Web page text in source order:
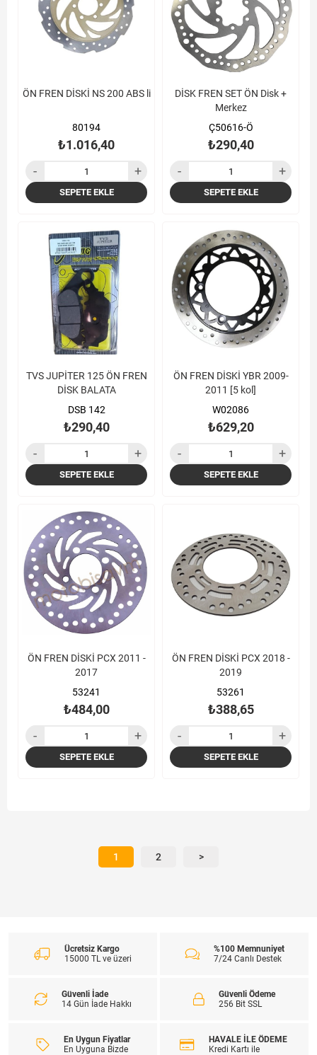
ÖN FREN DİSKİ NS 200 ABS li
80194
₺1.016,40
SEPETE EKLE
DİSK FREN SET ÖN Disk +
Merkez
Ç50616-Ö
₺290,40
SEPETE EKLE
TVS JUPİTER 125 ÖN FREN
DİSK BALATA
DSB 142
₺290,40
SEPETE EKLE
ÖN FREN DİSKİ YBR 2009-
2011 [5 kol]
W02086
₺629,20
SEPETE EKLE
ÖN FREN DİSKİ PCX 2011 -
2017
53241
₺484,00
SEPETE EKLE
ÖN FREN DİSKİ PCX 2018 -
2019
53261
₺388,65
SEPETE EKLE
1 2 >
Ücretsiz Kargo
15000 TL ve üzeri
%100 Memnuniyet
7/24 Canlı Destek
Güvenli İade
14 Gün İade Hakkı
Güvenli Ödeme
256 Bit SSL
En Uygun Fiyatlar
En Uyguna Bizde
HAVALE İLE ÖDEME
Kredi Kartı ile